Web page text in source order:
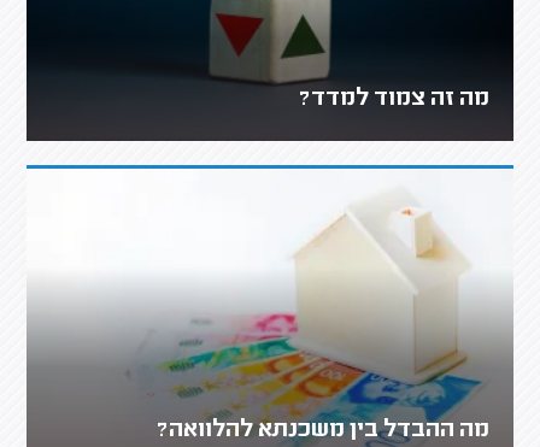
מה זה צמוד למדד?
מה ההבדל בין משכנתא להלוואה?